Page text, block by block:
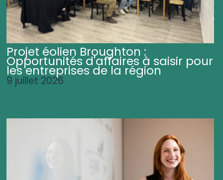
Projet éolien Broughton :
Opportunités d'affaires à saisir pour
les entreprises de la région
9 juillet 2026